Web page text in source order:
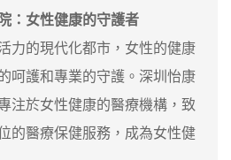
：女性健康的守護者
的現代化都市，女性的健康
呵護和專業的守護。深圳怡康
注於女性健康的醫療機構，致
的醫療保健服務，成為女性健